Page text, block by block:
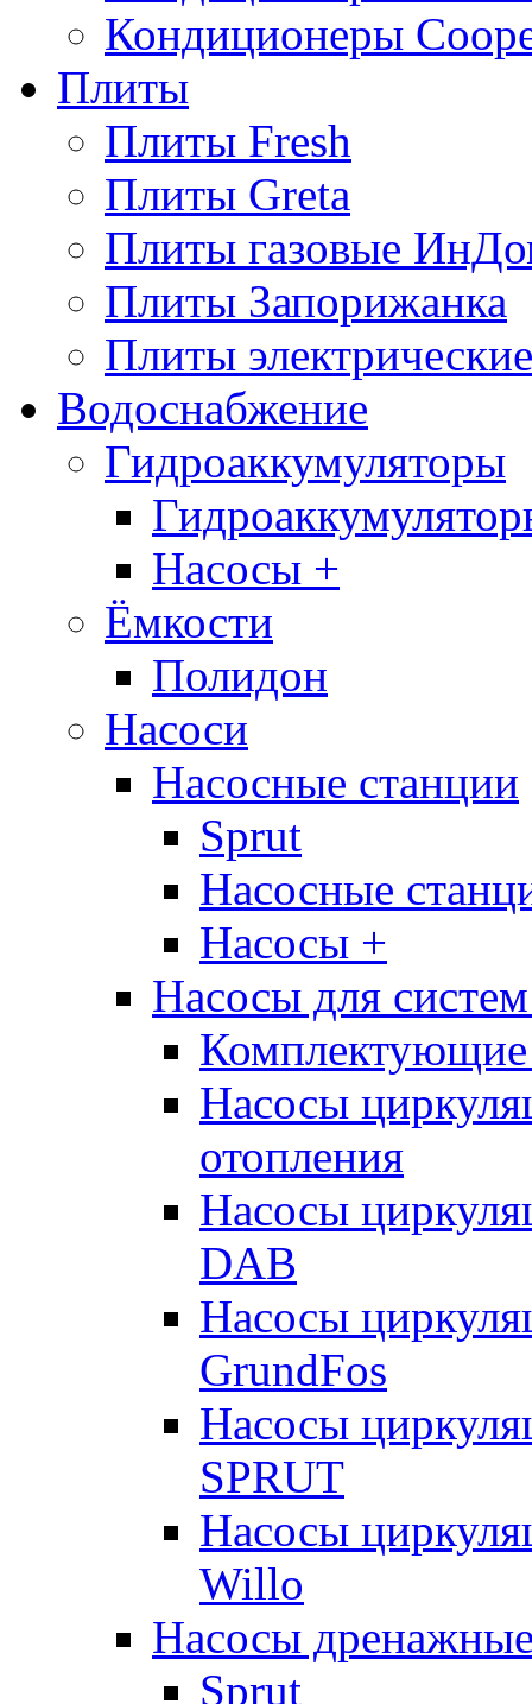
Кондиционеры
Плиты
Плиты Fresh
Плиты Greta
Плиты газовые
Плиты Запорижанка
Плиты
Водоснабжение
Гидроаккумуляторы
Насосы +
Ёмкости
Полидон
Насоси
Насосные станции
Sprut
Насосные
Насосы +
Насосы для
Комплектующие
Насосы
отопления
Насосы
DAB
Насосы
GrundFos
Насосы
SPRUT
Насосы
Willo
Насосы
Sprut